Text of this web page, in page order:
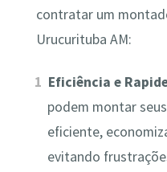
contratar um
Urucurituba AM:
Eficiência e
podem montar
eficiente,
evitando